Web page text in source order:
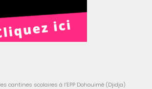
cantines scolaires à l’EPP Dohouimè (Djidja)